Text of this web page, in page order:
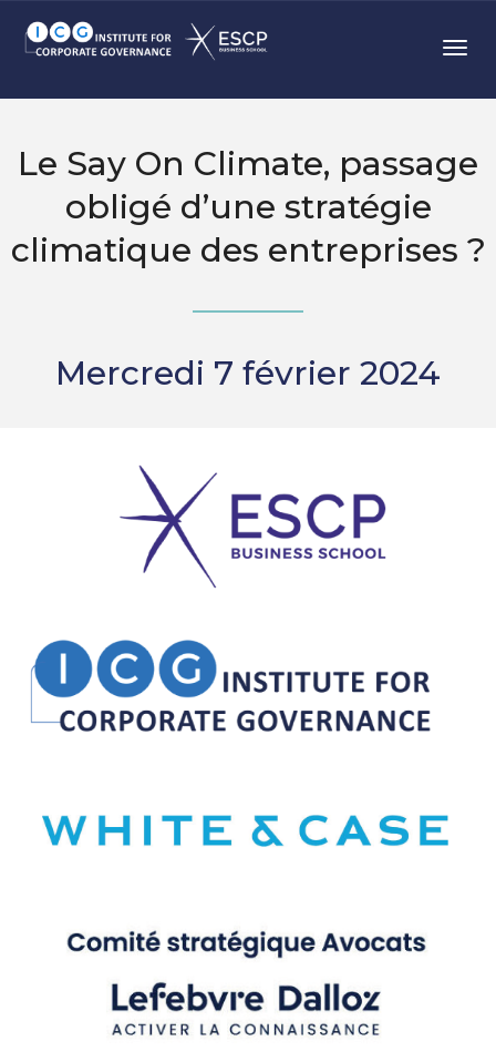
Le Say On Climate, passage
obligé d’une stratégie
climatique des entreprises ?
Mercredi 7 février 2024